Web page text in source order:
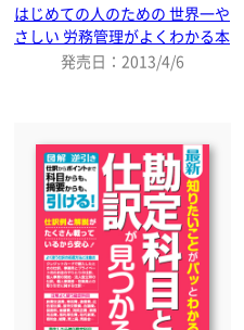
はじめての人のための 世界一や
さしい 労務管理がよくわかる本
発売日：2013/4/6